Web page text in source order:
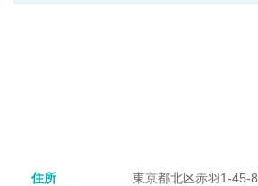
住所
東京都北区赤羽1-45-8